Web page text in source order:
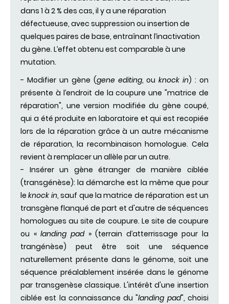
dans 1 à 2 % des cas, il y a une réparation
défectueuse, avec suppression ou insertion de
quelques paires de base, entraînant l’inactivation
du gène. L’effet obtenu est comparable à une
mutation.
- Modifier un gène (gene editing, ouknock in) : on
présente à l’endroit de la coupure une "matrice de
réparation", une version modifiée du gène coupé,
qui a été produite en laboratoire et qui est recopiée
lors de la réparation grâce à un autre mécanisme
de réparation, la recombinaison homologue. Cela
revient à remplacer un allèle par un autre.
- Insérer un gène étranger de manière ciblée
(transgénèse): la démarche est la même que pour
leknock in, sauf que la matrice de réparation est un
transgène flanqué de part et d'autre de séquences
homologues au site de coupure. Le site de coupure
ou «landing pad » (terrain d’atterrissage pour la
trangénèse) peut être soit une séquence
naturellement présente dans le génome, soit une
séquence préalablement insérée dans le génome
par transgenèse classique. L'intérêt d'une insertion
ciblée est la connaissance du "landing pad", choisi